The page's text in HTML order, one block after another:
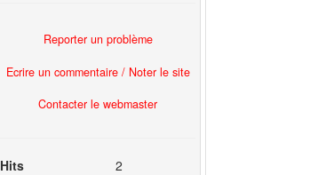
Reporter un problème
Ecrire un commentaire / Noter le site
Contacter le webmaster
Hits
2